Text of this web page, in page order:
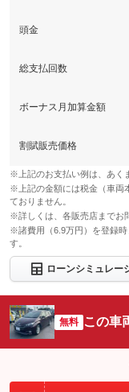
頭金
総支払回数
ボーナス月加算金額
割賦販売価格
※上記のお支払い例は、あく
※上記の金額には税金（車両
ておりません。
※詳しくは、各販売店までお
※諸費用（6.9万円）を登録時
す。
ローンシミュレー
無料 この車